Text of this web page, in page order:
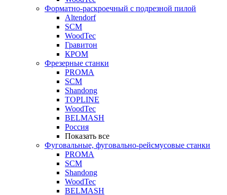
Форматно-раскроечный с подрезной пилой
Altendorf
SCM
WoodTec
Гравитон
КРОМ
Фрезерные станки
PROMA
SCM
Shandong
TOPLINE
WoodTec
BELMASH
Россия
Показать все
Фуговальные, фуговально-рейсмусовые станки
PROMA
SCM
Shandong
WoodTec
BELMASH